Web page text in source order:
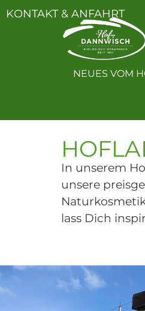
KONTAKT & ANFAHRT
NEUES VOM
In unserem
unsere
lass Dich